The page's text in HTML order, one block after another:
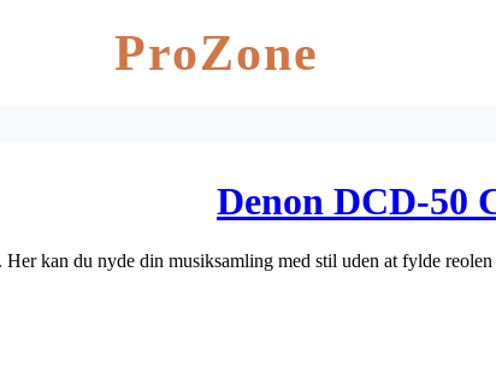
ProZone
Denon DCD-50
kan du nyde din musiksamling med stil uden at fylde reolen